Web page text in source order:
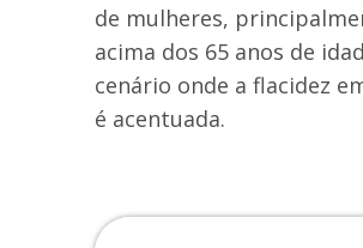
de mulheres,
acima dos 65 anos de
cenário onde a flacidez
é acentuada.